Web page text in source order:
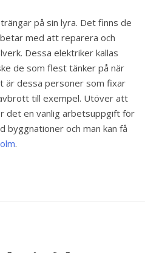
på sin lyra. Det finns de
med att reparera och
Dessa elektriker kallas
de som flest tänker på när
är dessa personer som fixar
till exempel. Utöver att
det en vanlig arbetsuppgift för
byggnationer och man kan få
.